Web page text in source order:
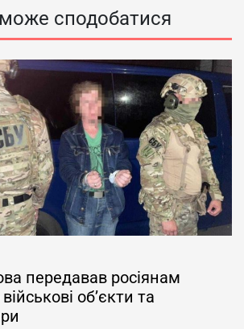
сподобатися
передавав росіянам
об’єкти та